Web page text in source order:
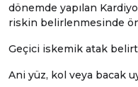
dönemde yapılan
riskin belirlenmesinde
Geçici iskemik atak
Ani yüz, kol veya bacak